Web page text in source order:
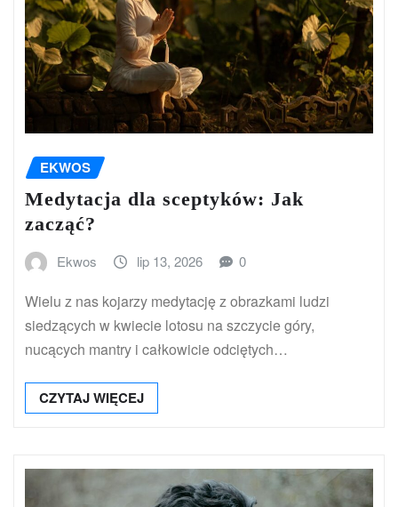
EKWOS
Medytacja dla sceptyków: Jak
zacząć?
Ekwos lip 13, 2026 0
Wielu z nas kojarzy medytację z obrazkami ludzi
siedzących w kwiecie lotosu na szczycie góry,
nucących mantry i całkowicie odciętych…
CZYTAJ WIĘCEJ